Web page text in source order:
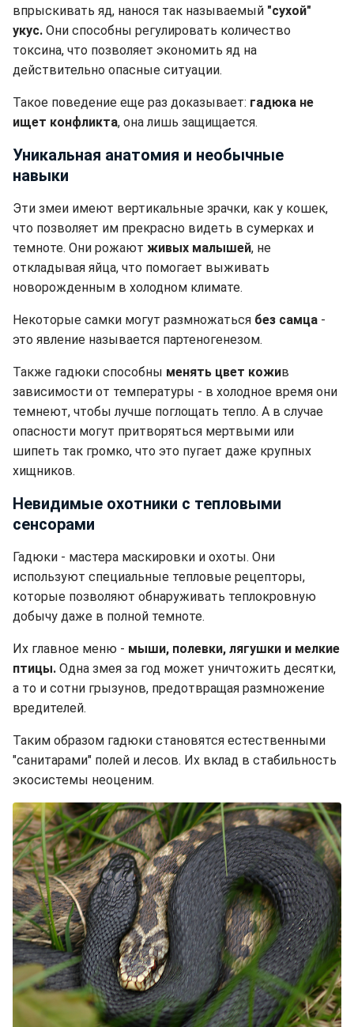
впрыскивать яд, нанося так называемый "сухой"
укус. Они способны регулировать количество
токсина, что позволяет экономить яд на
действительно опасные ситуации.
Такое поведение еще раз доказывает: гадюка не
ищет конфликта, она лишь защищается.
Уникальная анатомия и необычные
навыки
Эти змеи имеют вертикальные зрачки, как у кошек,
что позволяет им прекрасно видеть в сумерках и
темноте. Они рожают живых малышей, не
откладывая яйца, что помогает выживать
новорожденным в холодном климате.
Некоторые самки могут размножаться без самца -
это явление называется партеногенезом.
Также гадюки способны менять цвет кожив
зависимости от температуры - в холодное время они
темнеют, чтобы лучше поглощать тепло. А в случае
опасности могут притворяться мертвыми или
шипеть так громко, что это пугает даже крупных
хищников.
Невидимые охотники с тепловыми
сенсорами
Гадюки - мастера маскировки и охоты. Они
используют специальные тепловые рецепторы,
которые позволяют обнаруживать теплокровную
добычу даже в полной темноте.
Их главное меню - мыши, полевки, лягушки и мелкие
птицы. Одна змея за год может уничтожить десятки,
а то и сотни грызунов, предотвращая размножение
вредителей.
Таким образом гадюки становятся естественными
"санитарами" полей и лесов. Их вклад в стабильность
экосистемы неоценим.